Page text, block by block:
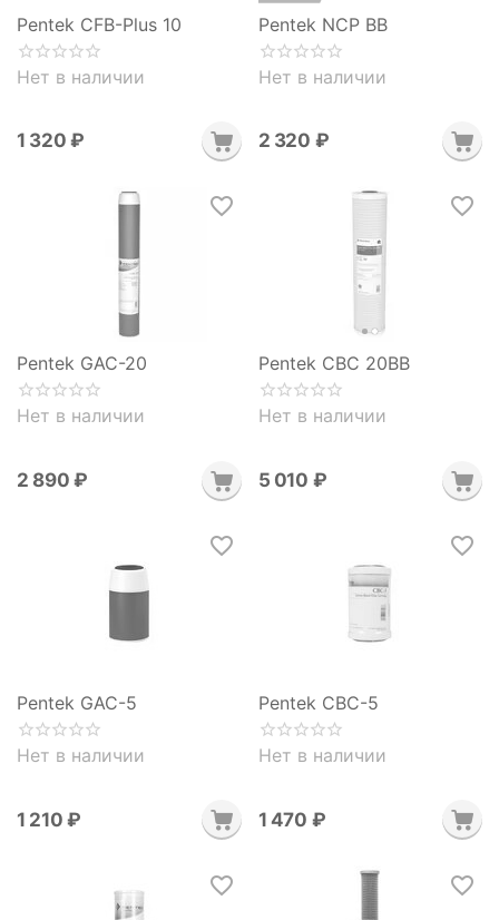
Pentek CFB-Plus 10
Нет в наличии
1 320 ₽
Pentek NCP BB
Нет в наличии
2 320 ₽
Pentek GAC-20
Нет в наличии
2 890 ₽
Pentek CBC 20BB
Нет в наличии
5 010 ₽
Pentek GAC-5
Нет в наличии
1 210 ₽
Pentek CBC-5
Нет в наличии
1 470 ₽